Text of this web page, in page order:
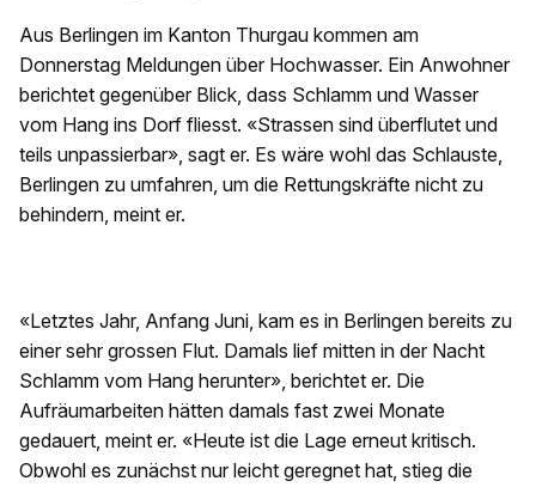
Aus Berlingen im Kanton Thurgau kommen am
Donnerstag Meldungen über Hochwasser. Ein Anwohner
berichtet gegenüber Blick, dass Schlamm und Wasser
vom Hang ins Dorf fliesst. «Strassen sind überflutet und
teils unpassierbar», sagt er. Es wäre wohl das Schlauste,
Berlingen zu umfahren, um die Rettungskräfte nicht zu
behindern, meint er.
«Letztes Jahr, Anfang Juni, kam es in Berlingen bereits zu
einer sehr grossen Flut. Damals lief mitten in der Nacht
Schlamm vom Hang herunter», berichtet er. Die
Aufräumarbeiten hätten damals fast zwei Monate
gedauert, meint er. «Heute ist die Lage erneut kritisch.
Obwohl es zunächst nur leicht geregnet hat, stieg die